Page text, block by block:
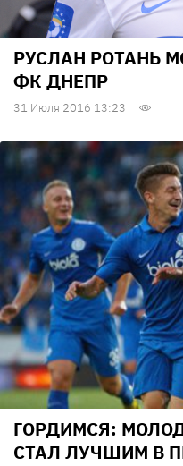
РУСЛАН РОТАНЬ
ФК ДНЕПР
31 Июля 2016 13:23
ГОРДИМСЯ:
СТАЛ ЛУЧШИМ В